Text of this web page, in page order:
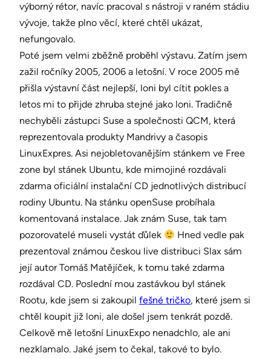
výborný rétor, navíc pracoval s nástroji v raném stádiu
vývoje, takže plno věcí, které chtěl ukázat,
nefungovalo.
Poté jsem velmi zběžně proběhl výstavu. Zatím jsem
zažil ročníky 2005, 2006 a letošní. V roce 2005 mě
přišla výstavní část nejlepší, loni byl cítit pokles a
letos mi to přijde zhruba stejné jako loni. Tradičně
nechyběli zástupci Suse a společnosti QCM, která
reprezentovala produkty Mandrivy a časopis
LinuxExpres. Asi nejobletovanějším stánkem ve Free
zone byl stánek Ubuntu, kde mimojiné rozdávali
zdarma oficiální instalační CD jednotlivých distribucí
rodiny Ubuntu. Na stánku openSuse probíhala
komentovaná instalace. Jak znám Suse, tak tam
pozorovatelé museli vystát ďůlek
Hned vedle pak
prezentoval známou českou live distribuci Slax sám
její autor Tomáš Matějíček, k tomu také zdarma
rozdával CD. Poslední mou zastávkou byl stánek
Rootu, kde jsem si zakoupil fešné tričko, které jsem si
chtěl koupit již loni, ale došel jsem tenkrát pozdě.
Celkově mě letošní LinuxExpo nenadchlo, ale ani
nezklamalo. Jaké jsem to čekal, takové to bylo.